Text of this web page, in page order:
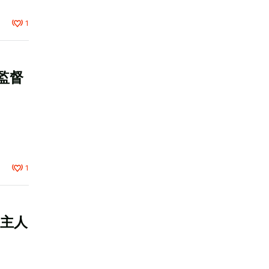
1
督
1
人